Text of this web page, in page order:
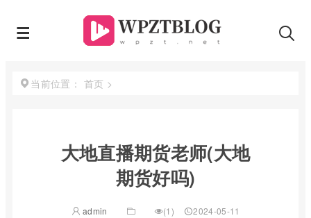
当前位置： 首页 >
大地直播期货老师(大地
期货好吗)
admin (1)
2024-05-11